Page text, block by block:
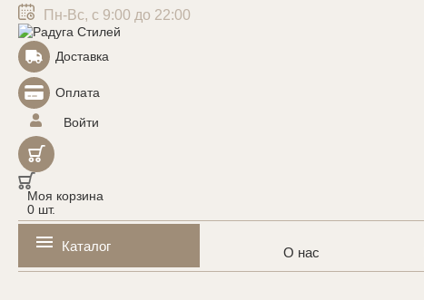
Пн-Вс, с 9:00 до 22:00
Доставка
Оплата
Войти
Моя корзина
0 шт.
Каталог О нас